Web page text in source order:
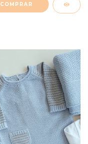
COMPRAR